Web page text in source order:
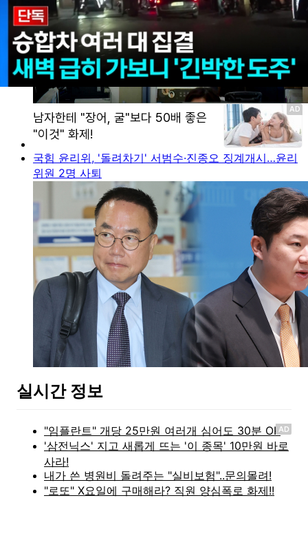
국힘 윤리위, '돌려차기' 서범수·진종오 징계개시…윤리
위원 2명 사퇴
실시간 정보
AD